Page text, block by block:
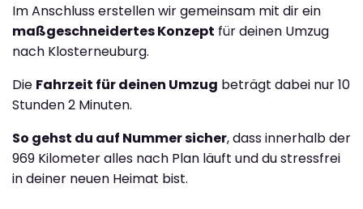
Im Anschluss erstellen wir gemeinsam mit dir ein
maßgeschneidertes Konzept für deinen Umzug
nach Klosterneuburg.
Die Fahrzeit für deinen Umzug beträgt dabei nur 10
Stunden 2 Minuten.
So gehst du auf Nummer sicher, dass innerhalb der
969 Kilometer alles nach Plan läuft und du stressfrei
in deiner neuen Heimat bist.